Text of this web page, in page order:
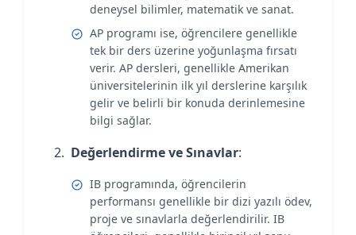
deneysel bilimler, matematik ve sanat.
AP programı ise, öğrencilere genellikle
tek bir ders üzerine yoğunlaşma fırsatı
verir. AP dersleri, genellikle Amerikan
üniversitelerinin ilk yıl derslerine karşılık
gelir ve belirli bir konuda derinlemesine
bilgi sağlar.
Değerlendirme ve Sınavlar:
IB programında, öğrencilerin
performansı genellikle bir dizi yazılı ödev,
proje ve sınavlarla değerlendirilir. IB